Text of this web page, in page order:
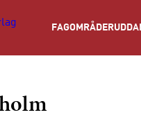
FAGOMRÅDER